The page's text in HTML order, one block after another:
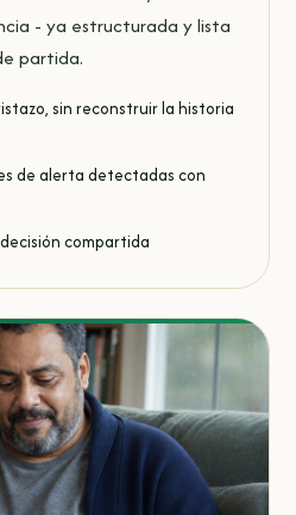
- ya estructurada y lista
partida.
sin reconstruir la historia
de alerta detectadas con
compartida